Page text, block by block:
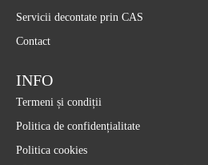
Servicii decontate prin CAS
Contact
INFO
Termeni și condiții
Politica de confidențialitate
Politica cookies